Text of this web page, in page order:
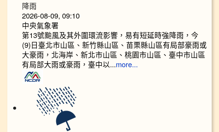
降雨
2026-08-09, 09:10
中央氣象署
第13號颱風及其外圍環流影響，易有短延時強降雨，今
(9)日臺北市山區、新竹縣山區、苗栗縣山區有局部豪雨或
大豪雨，北海岸、新北市山區、桃園市山區、臺中市山區
有局部大雨或豪雨，臺中以...more...